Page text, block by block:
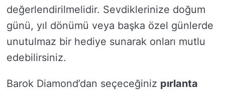
değerlendirilmelidir. Sevdiklerinize doğum
günü, yıl dönümü veya başka özel günlerde
unutulmaz bir hediye sunarak onları mutlu
edebilirsiniz.
Barok Diamond’dan seçeceğiniz pırlanta